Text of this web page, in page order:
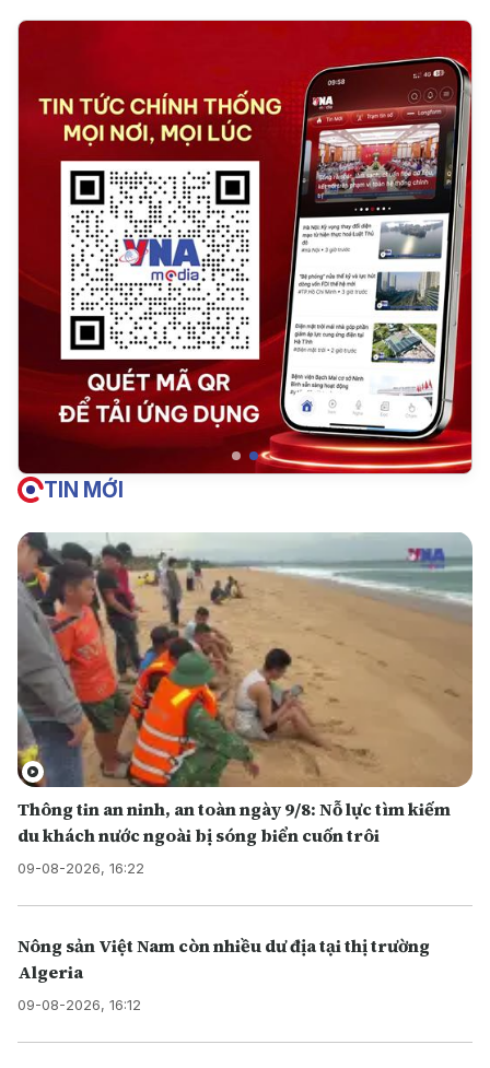
TIN MỚI
Thông tin an ninh, an toàn ngày 9/8: Nỗ lực tìm kiếm
du khách nước ngoài bị sóng biển cuốn trôi
09-08-2026, 16:22
Nông sản Việt Nam còn nhiều dư địa tại thị trường
Algeria
09-08-2026, 16:12